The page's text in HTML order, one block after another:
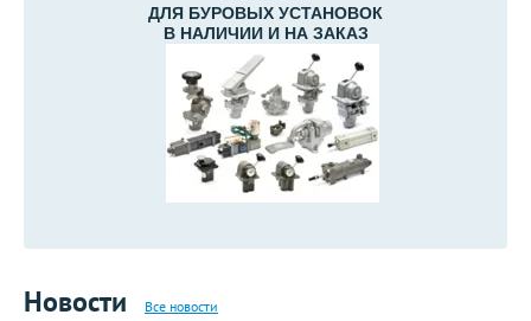
ДЛЯ БУРОВЫХ УСТАНОВОК
В НАЛИЧИИ И НА ЗАКАЗ
Новости Все новости